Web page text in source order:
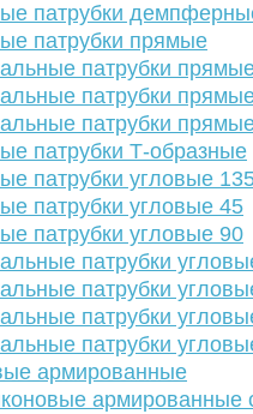
патрубки
патрубки прямые
патрубки
патрубки
патрубки
патрубки Т-образные
патрубки угловые
патрубки угловые 45
патрубки угловые 90
патрубки
патрубки
патрубки
патрубки
армированные
армированные